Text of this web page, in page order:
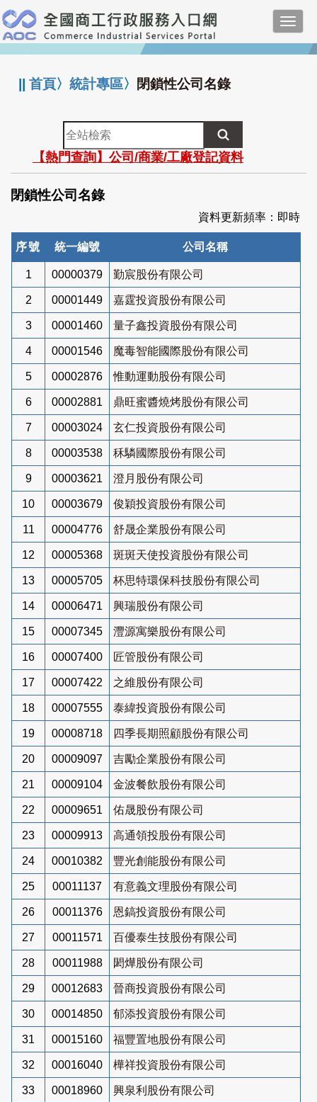
跳
到
主
要
:::
||首頁〉統計專區〉 閉鎖性公司名錄
全
站
檢
索
【熱門查詢】公司/商業/工廠登記資料
閉鎖性公司名錄
資料更新頻率：即時
序號 統一編號 公司名稱
1 00000379 勤宸股份有限公司
2 00001449 嘉霆投資股份有限公司
3 00001460 量子鑫投資股份有限公司
4 00001546 魔毒智能國際股份有限公司
5 00002876 惟動運動股份有限公司
6 00002881 鼎旺蜜醬燒烤股份有限公司
7 00003024 玄仁投資股份有限公司
8 00003538 秝驎國際股份有限公司
9 00003621 澄月股份有限公司
10 00003679 俊穎投資股份有限公司
11 00004776 舒晟企業股份有限公司
12 00005368 斑斑天使投資股份有限公司
13 00005705 杯思特環保科技股份有限公司
14 00006471 興瑞股份有限公司
15 00007345 灃源寓樂股份有限公司
16 00007400 匠管股份有限公司
17 00007422 之維股份有限公司
18 00007555 泰緯投資股份有限公司
19 00008718 四季長期照顧股份有限公司
20 00009097 吉勵企業股份有限公司
21 00009104 金波餐飲股份有限公司
22 00009651 佑晟股份有限公司
23 00009913 高通領投股份有限公司
24 00010382 豐光創能股份有限公司
25 00011137 有意義文理股份有限公司
26 00011376 恩鎬投資股份有限公司
27 00011571 百優泰生技股份有限公司
28 00011988 閎燁股份有限公司
29 00012683 晉商投資股份有限公司
30 00014850 郁添投資股份有限公司
31 00015160 福豐置地股份有限公司
32 00016040 樺祥投資股份有限公司
33 00018960 興泉利股份有限公司